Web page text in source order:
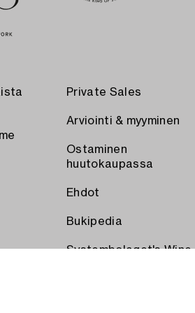
Private Sales
Arviointi & myyminen
Ostaminen
huutokaupassa
Ehdot
Bukipedia
Systembolaget's Wine